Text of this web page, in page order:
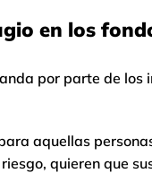
en los
por parte de
aquellas
quieren que